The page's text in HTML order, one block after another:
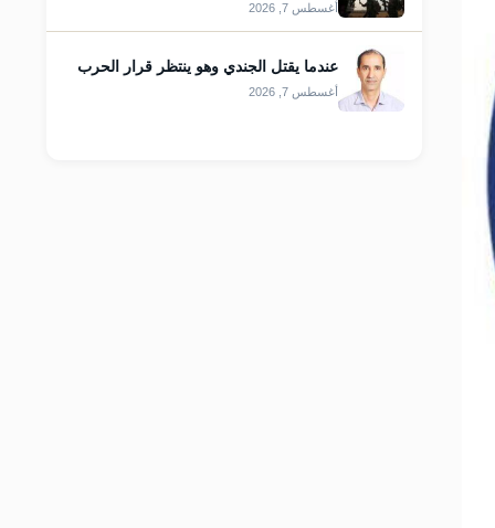
أغسطس 7, 2026
عندما يقتل الجندي وهو ينتظر قرار الحرب
أغسطس 7, 2026